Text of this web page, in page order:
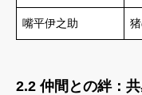
嘴平伊之助
2.2 仲間との絆：